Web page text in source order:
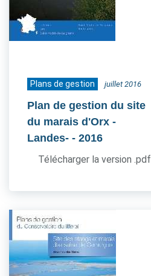
Plans de gestion juillet 2016
Plan de gestion du site
du marais d'Orx -
Landes- - 2016
Télécharger la version .pdf